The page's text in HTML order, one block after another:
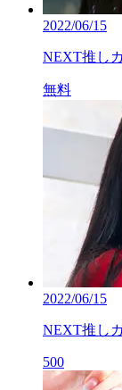
2022/06/15
NEXT推し
無料
2022/06/15
NEXT推し
500